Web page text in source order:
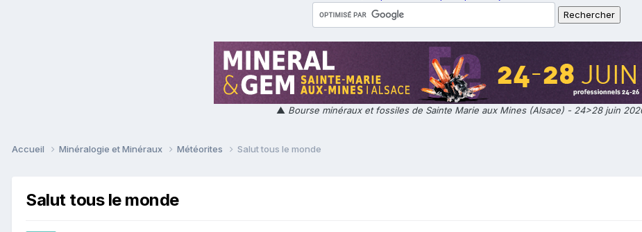
▲ Bourse minéraux et fossiles de Sainte Marie aux Mines (Alsace) - 24>28 juin
Accueil Minéralogie et Minéraux Météorites Salut tous le monde
Salut tous le monde